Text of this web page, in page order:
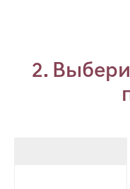
2.